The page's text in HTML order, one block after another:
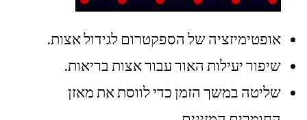
אופטימיזציה של הספקטרום לגידול אצות.
שיפור יעילות האור עבור אצות בריאות.
שליטה במשך הזמן כדי לווסת את מאזן